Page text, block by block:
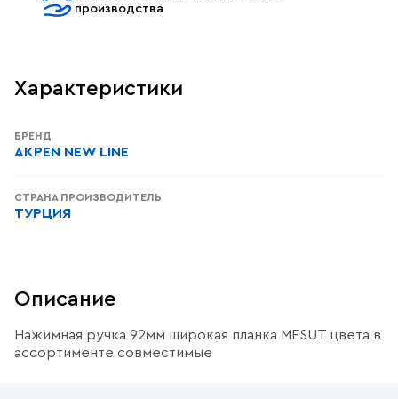
производства
Характеристики
БРЕНД
AKPEN NEW LINE
СТРАНА ПРОИЗВОДИТЕЛЬ
ТУРЦИЯ
Описание
Нажимная ручка 92мм широкая планка MESUT цвета в
ассортименте совместимые